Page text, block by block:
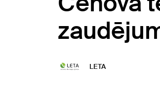
LETA